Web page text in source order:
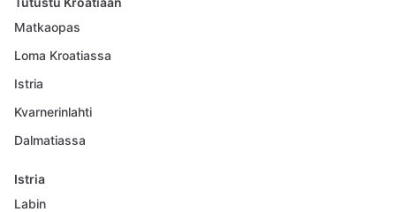
Matkaopas
Loma Kroatiassa
Istria
Kvarnerinlahti
Dalmatiassa
Istria
Labin